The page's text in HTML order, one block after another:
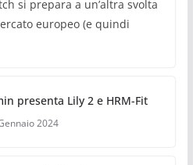
si prepara a un’altra svolta
europeo (e quindi
presenta Lily 2 e HRM-Fit
2024